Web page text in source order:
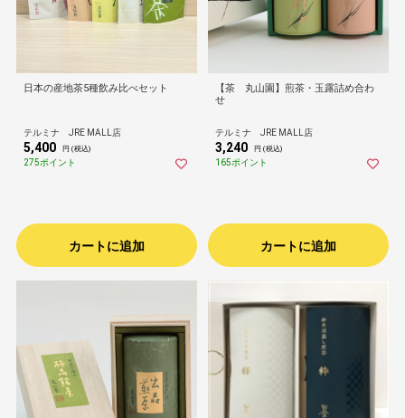
日本の産地茶5種飲み比べセット
テルミナ JRE MALL店
5,400 円 (税込)
275ポイント
カートに追加
【茶 丸山園】煎茶・玉露詰め合わ
せ
テルミナ JRE MALL店
3,240 円 (税込)
165ポイント
カートに追加